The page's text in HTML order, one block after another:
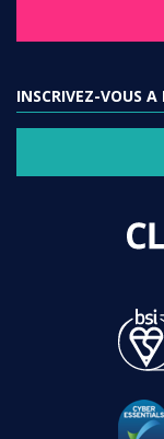
INSCRIVEZ-VOUS